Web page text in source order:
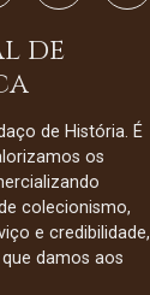
de
de História. É
os
colecionismo,
e credibilidade,
damos aos